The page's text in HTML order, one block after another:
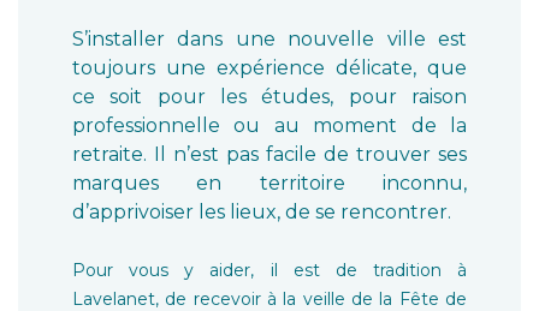
S’installer dans une nouvelle ville est
toujours une expérience délicate, que
ce soit pour les études, pour raison
professionnelle ou au moment de la
retraite. Il n’est pas facile de trouver ses
marques en territoire inconnu,
d’apprivoiser les lieux, de se rencontrer.
Pour vous y aider, il est de tradition à
Lavelanet, de recevoir à la veille de la Fête de